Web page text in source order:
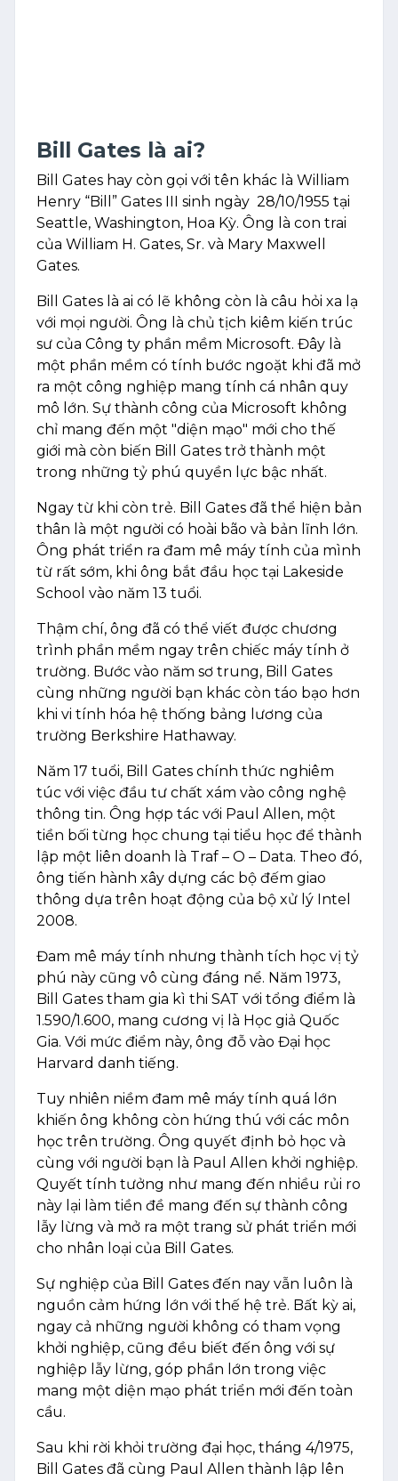
Bill Gates là ai?
Bill Gates hay còn gọi với tên khác là William
Henry “Bill” Gates III sinh ngày 28/10/1955 tại
Seattle, Washington, Hoa Kỳ. Ông là con trai
của William H. Gates, Sr. và Mary Maxwell
Gates.
Bill Gates là ai có lẽ không còn là câu hỏi xa lạ
với mọi người. Ông là chủ tịch kiêm kiến trúc
sư của Công ty phần mềm Microsoft. Đây là
một phần mềm có tính bước ngoặt khi đã mở
ra một công nghiệp mang tính cá nhân quy
mô lớn. Sự thành công của Microsoft không
chỉ mang đến một "diện mạo" mới cho thế
giới mà còn biến Bill Gates trở thành một
trong những tỷ phú quyền lực bậc nhất.
Ngay từ khi còn trẻ. Bill Gates đã thể hiện bản
thân là một người có hoài bão và bản lĩnh lớn.
Ông phát triển ra đam mê máy tính của mình
từ rất sớm, khi ông bắt đầu học tại Lakeside
School vào năm 13 tuổi.
Thậm chí, ông đã có thể viết được chương
trình phần mềm ngay trên chiếc máy tính ở
trường. Bước vào năm sơ trung, Bill Gates
cùng những người bạn khác còn táo bạo hơn
khi vi tính hóa hệ thống bảng lương của
trường Berkshire Hathaway.
Năm 17 tuổi, Bill Gates chính thức nghiêm
túc với việc đầu tư chất xám vào công nghệ
thông tin. Ông hợp tác với Paul Allen, một
tiền bối từng học chung tại tiểu học để thành
lập một liên doanh là Traf – O – Data. Theo đó,
ông tiến hành xây dựng các bộ đếm giao
thông dựa trên hoạt động của bộ xử lý Intel
2008.
Đam mê máy tính nhưng thành tích học vị tỷ
phú này cũng vô cùng đáng nể. Năm 1973,
Bill Gates tham gia kì thi SAT với tổng điểm là
1.590/1.600, mang cương vị là Học giả Quốc
Gia. Với mức điểm này, ông đỗ vào Đại học
Harvard danh tiếng.
Tuy nhiên niềm đam mê máy tính quá lớn
khiến ông không còn hứng thú với các môn
học trên trường. Ông quyết định bỏ học và
cùng với người bạn là Paul Allen khởi nghiệp.
Quyết tính tưởng như mang đến nhiều rủi ro
này lại làm tiền đề mang đến sự thành công
lẫy lừng và mở ra một trang sử phát triển mới
cho nhân loại của Bill Gates.
Sự nghiệp của Bill Gates đến nay vẫn luôn là
nguồn cảm hứng lớn với thế hệ trẻ. Bất kỳ ai,
ngay cả những người không có tham vọng
khởi nghiệp, cũng đều biết đến ông với sự
nghiệp lẫy lừng, góp phần lớn trong việc
mang một diện mạo phát triển mới đến toàn
cầu.
Sau khi rời khỏi trường đại học, tháng 4/1975,
Bill Gates đã cùng Paul Allen thành lập lên